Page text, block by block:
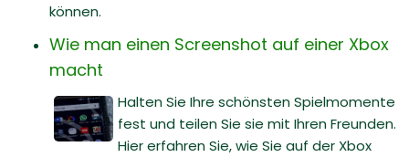
können.
Wie man einen Screenshot auf einer Xbox
macht
Halten Sie Ihre schönsten Spielmomente
fest und teilen Sie sie mit Ihren Freunden.
Hier erfahren Sie, wie Sie auf der Xbox